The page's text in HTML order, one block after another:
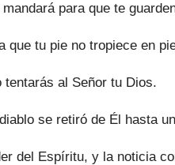
para que te
que tu pie no tropiece en
al Señor tu Dios.
se retiró de Él hasta
del Espíritu, y la noticia